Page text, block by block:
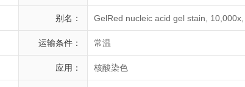
Abnova Active Motif
别名： GelRed nucleic acid gel stain, 10,000x,
运输条件： 常温
应用： 核酸染色